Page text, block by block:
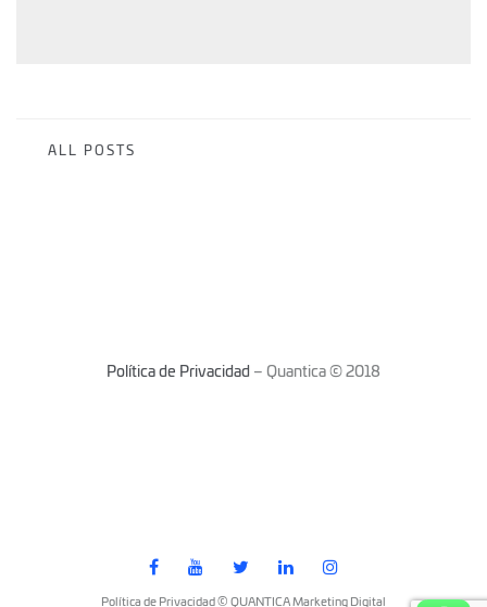
ALL POSTS
Política de Privacidad – Quantica © 2018
Política de Privacidad © QUANTICA Marketing Digital